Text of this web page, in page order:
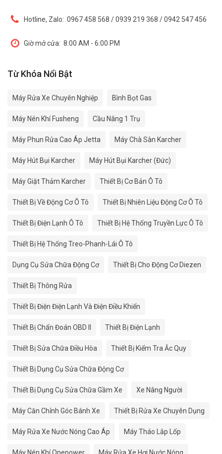
Hotline, Zalo: 0967 458 568 / 0939 219 368 / 0942 547 456
Giờ mở cửa: 8:00 AM - 6:00 PM
Từ Khóa Nổi Bật
Máy Rửa Xe Chuyên Nghiệp Bình Bọt Gas
Máy Nén Khí Fusheng Cầu Nâng 1 Trụ
Máy Phun Rửa Cao Áp Jetta Máy Chà Sàn Karcher
Máy Hút Bụi Karcher Máy Hút Bụi Karcher (Đức)
Máy Giặt Thảm Karcher Thiết Bị Cơ Bản Ô Tô
Thiết Bị Về Động Cơ Ô Tô Thiết Bị Nhiên Liệu Động Cơ Ô Tô
Thiết Bị Điện Lạnh Ô Tô Thiết Bị Hệ Thống Truyền Lực Ô Tô
Thiết Bị Hệ Thống Treo-Phanh-Lái Ô Tô
Dụng Cụ Sửa Chữa Động Cơ Thiết Bị Cho Động Cơ Diezen
Thiết Bị Thông Rửa
Thiết Bị Điện Điện Lạnh Và Điện Điều Khiển
Thiết Bị Chẩn Đoán OBD II Thiết Bị Điện Lạnh
Thiết Bị Sửa Chữa Điều Hòa Thiết Bị Kiểm Tra Ắc Quy
Thiết Bị Dụng Cụ Sửa Chữa Động Cơ
Thiết Bị Dụng Cụ Sửa Chữa Gầm Xe Xe Nâng Người
Máy Căn Chỉnh Góc Bánh Xe Thiết Bị Rửa Xe Chuyên Dụng
Máy Rửa Xe Nước Nóng Cao Áp Máy Tháo Lắp Lốp